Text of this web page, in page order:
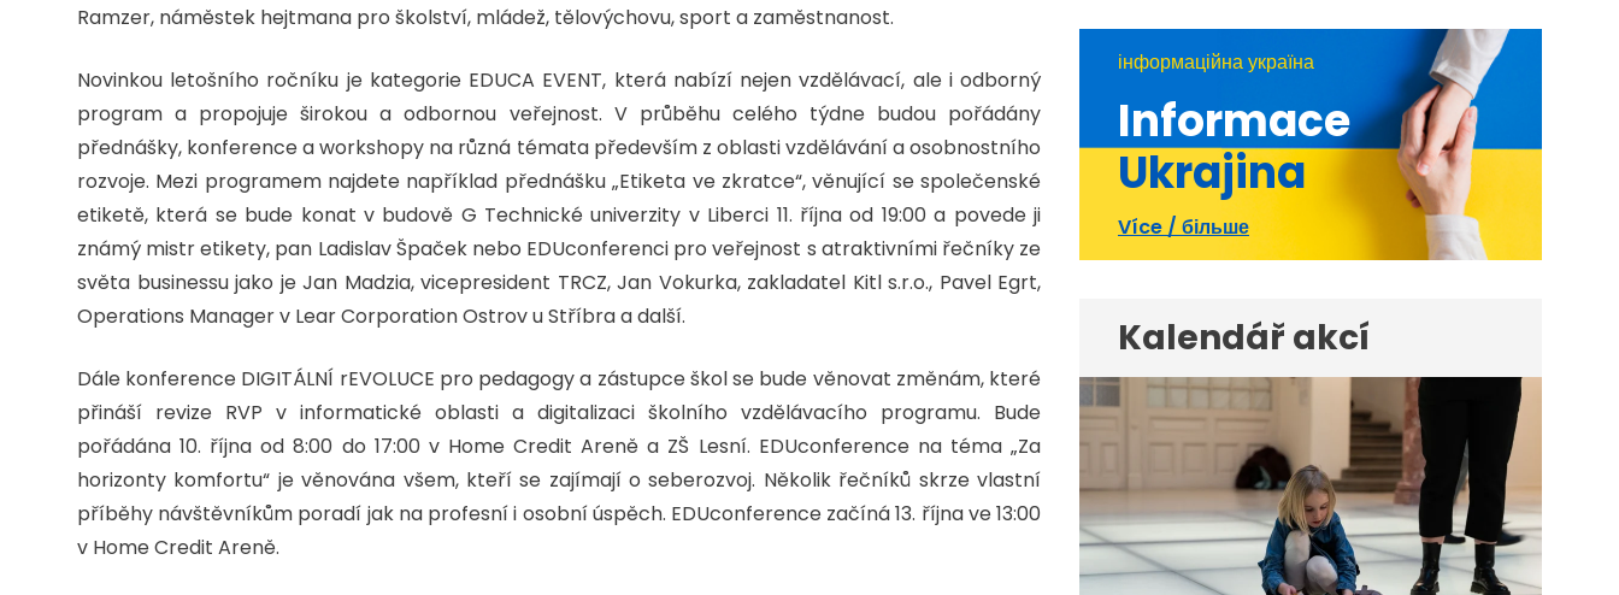
Ramzer, náměstek hejtmana pro školství, mládež, tělovýchovu, sport a zaměstnanost.
Novinkou letošního ročníku je kategorie EDUCA EVENT, která nabízí nejen vzdělávací, ale i odborný
program a propojuje širokou a odbornou veřejnost. V průběhu celého týdne budou pořádány
přednášky, konference a workshopy na různá témata především z oblasti vzdělávání a osobnostního
rozvoje. Mezi programem najdete například přednášku „Etiketa ve zkratce“, věnující se společenské
etiketě, která se bude konat v budově G Technické univerzity v Liberci 11. října od 19:00 a povede ji
známý mistr etikety, pan Ladislav Špaček nebo EDUconferenci pro veřejnost s atraktivními řečníky ze
světa businessu jako je Jan Madzia, vicepresident TRCZ, Jan Vokurka, zakladatel Kitl s.r.o., Pavel Egrt,
Operations Manager v Lear Corporation Ostrov u Stříbra a další.
Dále konference DIGITÁLNÍ rEVOLUCE pro pedagogy a zástupce škol se bude věnovat změnám, které
přináší revize RVP v informatické oblasti a digitalizaci školního vzdělávacího programu. Bude
pořádána 10. října od 8:00 do 17:00 v Home Credit Areně a ZŠ Lesní. EDUconference na téma „Za
horizonty komfortu“ je věnována všem, kteří se zajímají o seberozvoj. Několik řečníků skrze vlastní
příběhy návštěvníkům poradí jak na profesní i osobní úspěch. EDUconference začíná 13. října ve 13:00
v Home Credit Areně.
інформаційна україна
Informace
Ukrajina
Více / більше
Kalendář akcí